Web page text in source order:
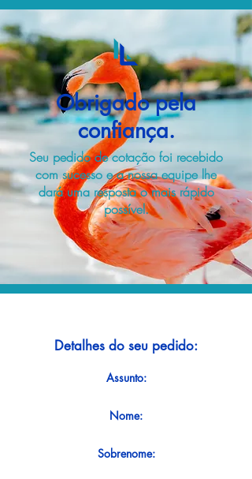
Obrigado pela
confiança.
Seu pedido de cotação foi recebido
com sucesso e a nossa equipe lhe
dará uma resposta o mais rápido
possível.
Detalhes do seu pedido:
Assunto:
Nome:
Sobrenome: